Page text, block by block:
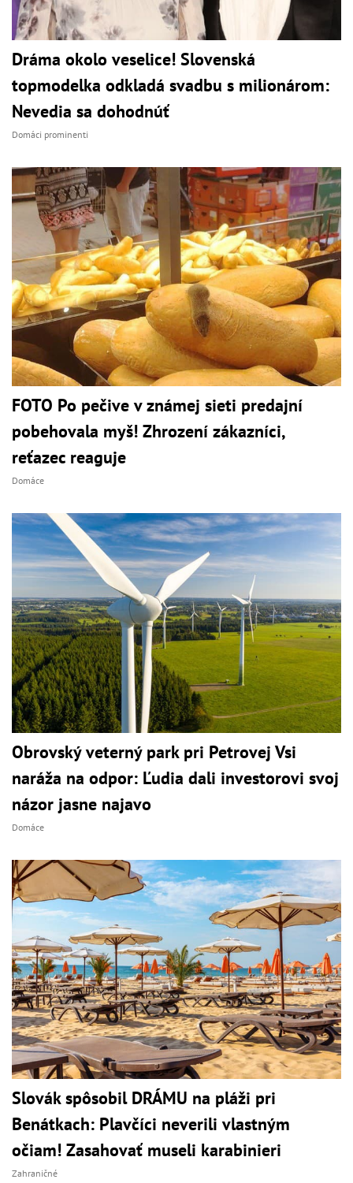
Dráma okolo veselice! Slovenská
topmodelka odkladá svadbu s milionárom:
Nevedia sa dohodnúť
Domáci prominenti
FOTO Po pečive v známej sieti predajní
pobehovala myš! Zhrození zákazníci,
reťazec reaguje
Domáce
Obrovský veterný park pri Petrovej Vsi
naráža na odpor: Ľudia dali investorovi svoj
názor jasne najavo
Domáce
Slovák spôsobil DRÁMU na pláži pri
Benátkach: Plavčíci neverili vlastným
očiam! Zasahovať museli karabinieri
Zahraničné